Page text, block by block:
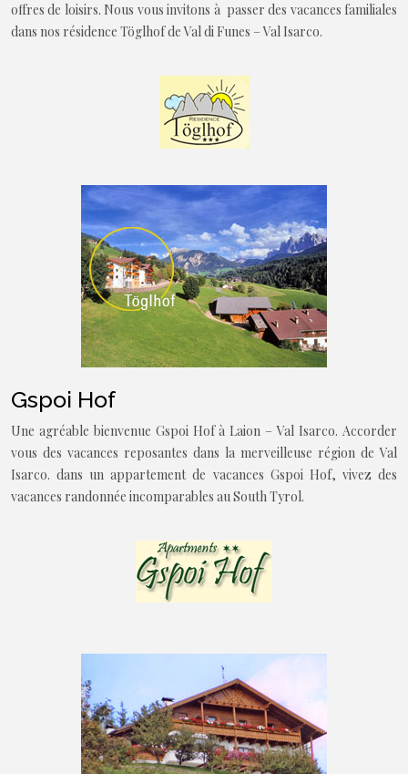
offres de loisirs. Nous vous invitons à passer des vacances familiales
dans nos résidence Töglhof de Val di Funes – Val Isarco.
Gspoi Hof
Une agréable bienvenue Gspoi Hof à Laion – Val Isarco. Accorder
vous des vacances reposantes dans la merveilleuse région de Val
Isarco. dans un appartement de vacances Gspoi Hof, vivez des
vacances randonnée incomparables au South Tyrol.